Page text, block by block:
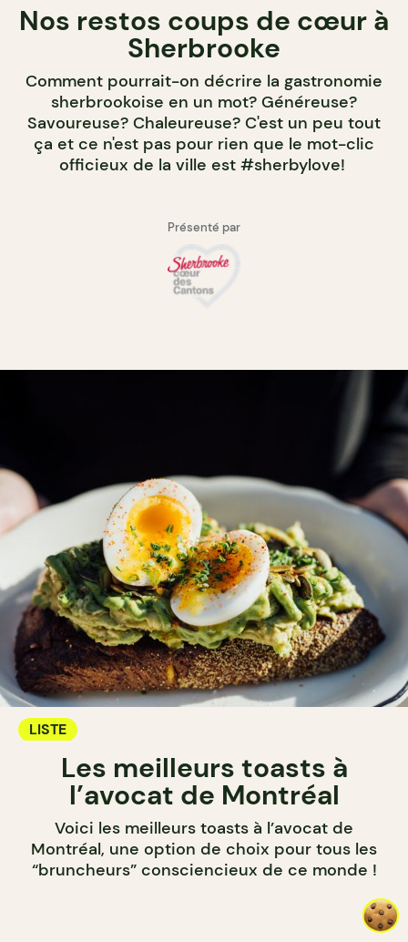
Nos restos coups de cœur à
Sherbrooke
Comment pourrait-on décrire la gastronomie
sherbrookoise en un mot? Généreuse?
Savoureuse? Chaleureuse? C'est un peu tout
ça et ce n'est pas pour rien que le mot-clic
officieux de la ville est #sherbylove!
Présenté par
LISTE
Les meilleurs toasts à
l’avocat de Montréal
Voici les meilleurs toasts à l’avocat de
Montréal, une option de choix pour tous les
“bruncheurs” consciencieux de ce monde !